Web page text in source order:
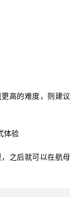
高的难度，则建议
体验
之后就可以在航母